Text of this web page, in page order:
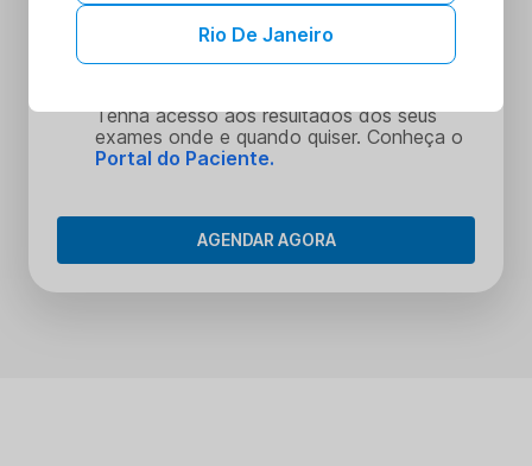
escolhida
4 Tenha acesso aos seus resultados sem
Tenha acesso aos resultados dos seus
exames onde e quando quiser. Conheça o
Portal do Paciente.
AGENDAR AGORA
Rio De Janeiro